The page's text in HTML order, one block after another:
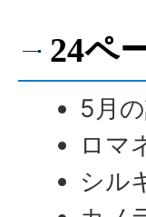
24ペ
5月
ロマ
シル